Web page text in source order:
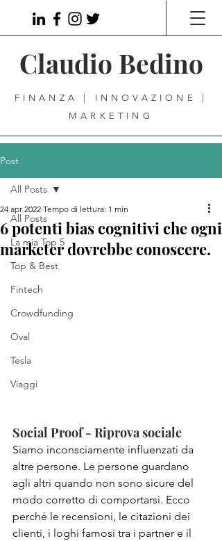
Claudio Bedino
FINANZA | INNOVAZIONE |
MARKETING
Post
All Posts
La mia Top 5
Top & Best
Fintech
Crowdfunding
Oval
Tesla
Viaggi
All Posts
6 potenti bias cognitivi che ogni
marketer dovrebbe conoscere.
24 apr 2022 Tempo di lettura: 1 min
Social Proof - Riprova sociale
Siamo inconsciamente influenzati da
altre persone. Le persone guardano
agli altri quando non sono sicure del
modo corretto di comportarsi. Ecco
perché le recensioni, le citazioni dei
clienti, i loghi famosi tra i partner e il